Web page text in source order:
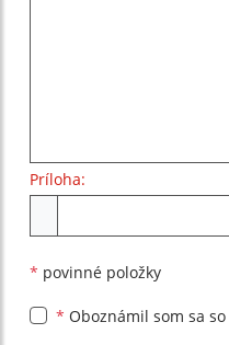
Príloha:
* povinné položky
* Oboznámil som sa so